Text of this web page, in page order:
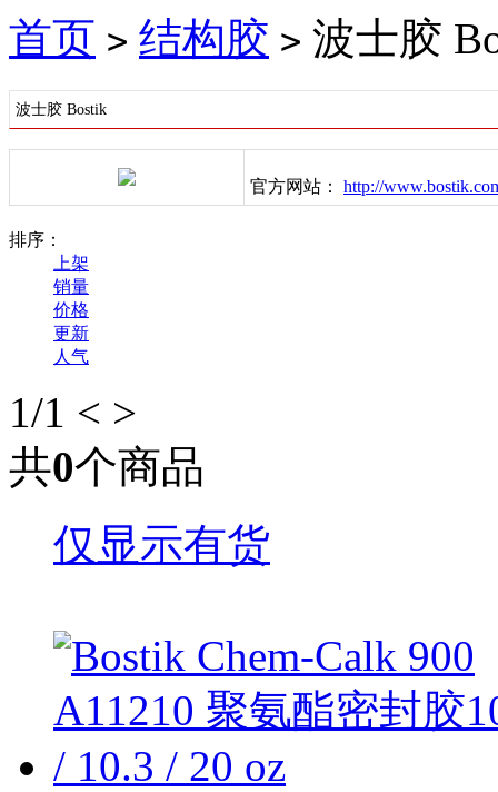
首页 > 结构胶 > 波士胶
波士胶 Bostik
官方网站： http://
排序：
上架
销量
价格
更新
人气
1/1 < >
共0个商品
仅显示有货